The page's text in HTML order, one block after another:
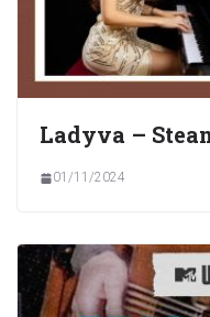
Ladyva –
01/11/2024